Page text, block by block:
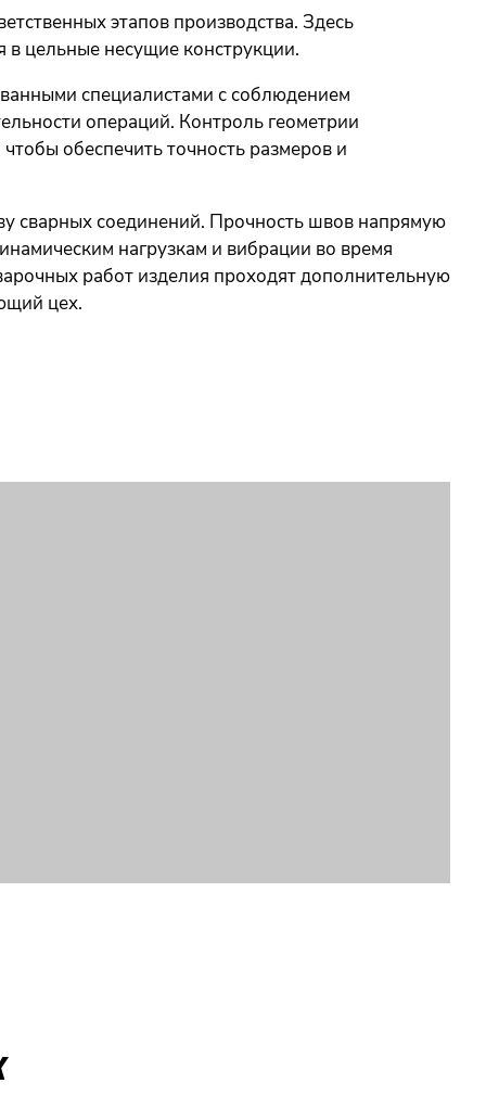
этапов производства. Здесь
в цельные несущие конструкции.
специалистами с соблюдением
операций. Контроль геометрии
обеспечить точность размеров и
сварных соединений. Прочность швов напрямую
нагрузкам и вибрации во время
работ изделия проходят дополнительную
цех.